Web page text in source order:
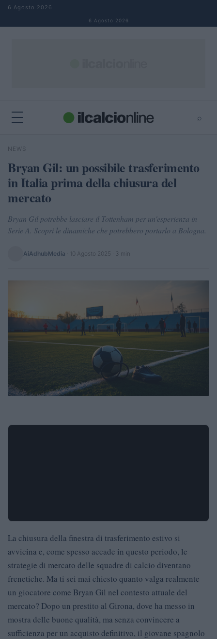
Salta al contenuto
6 Agosto 2026
6 Agosto 2026
⌕
Cerca
NEWS
Bryan Gil: un possibile trasferimento
in Italia prima della chiusura del
mercato
Bryan Gil potrebbe lasciare il Tottenham per un'esperienza in
Serie A. Scopri le dinamiche che potrebbero portarlo a Bologna.
AiAdhubMedia 10 Agosto 2025 · 3 min
La chiusura della finestra di trasferimento estivo si
avvicina e, come spesso accade in questo periodo, le
strategie di mercato delle squadre di calcio diventano
frenetiche. Ma ti sei mai chiesto quanto valga realmente
un giocatore come Bryan Gil nel contesto attuale del
mercato? Dopo un prestito al Girona, dove ha messo in
mostra delle buone qualità, ma senza convincere a
sufficienza per un acquisto definitivo, il giovane spagnolo